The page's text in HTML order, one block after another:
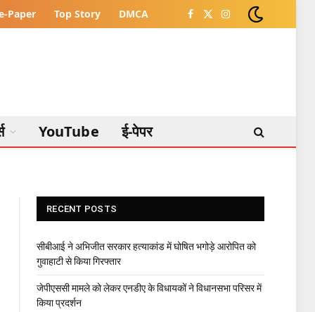
Paper Top Story DMCA Facebook
X
Instagram
YouTube ई-पेपर
RECENT POSTS
सीबीआई ने अभिजीत सरकार हत्याकांड में घोषित भगोड़े आरोपित को
गुवाहाटी से किया गिरफ्तार
जेपीएससी मामले को लेकर एनडीए के विधायकों ने विधानसभा परिसर में
किया प्रदर्शन